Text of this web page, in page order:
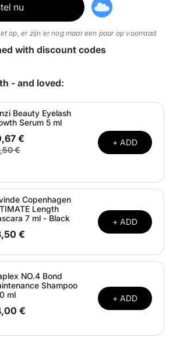
nu
op, er zijn er nog maar een paar op voorraad
with discount codes
- and loved:
Beauty Eyelash
Serum 5 ml
€
€
+ ADD
Copenhagen
Length
7 ml - Black
€
+ ADD
NO.4 Bond
Shampoo
ml
€
+ ADD